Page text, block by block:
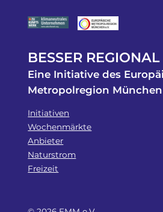
BESSER REGIONAL
Eine Initiative des
Metropolregion München
Initiativen
Wochenmärkte
Anbieter
Naturstrom
Freizeit